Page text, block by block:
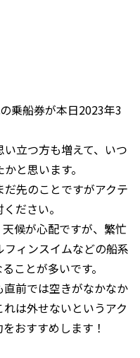
乗船券が本日2023年3
立つ方も増えて、いつ
と思います。
先のことですがアクテ
ださい。
候が心配ですが、繁忙
ィンスイムなどの船系
ことが多いです。
前では空きがなかなか
は外せないというアク
おすすめします！